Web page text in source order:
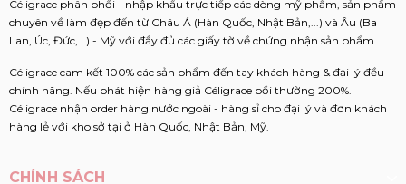
Céligrace phân phối - nhập khẩu trực tiếp các dòng mỹ phẩm, sản phẩm
chuyên về làm đẹp đến từ Châu Á (Hàn Quốc, Nhật Bản,...) và Âu (Ba
Lan, Úc, Đức,...) - Mỹ với đầy đủ các giấy tờ về chứng nhận sản phẩm.
Céligrace cam kết 100% các sản phẩm đến tay khách hàng & đại lý đều
chính hãng. Nếu phát hiện hàng giả Céligrace bồi thường 200%.
Céligrace nhận order hàng nước ngoài - hàng sỉ cho đại lý và đơn khách
hàng lẻ với kho sở tại ở Hàn Quốc, Nhật Bản, Mỹ.
CHÍNH SÁCH